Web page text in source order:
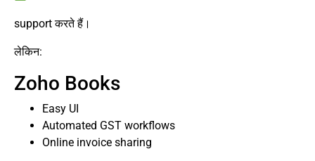
support करते हैं।
लेकिन:
Zoho Books
Easy UI
Automated GST workflows
Online invoice sharing